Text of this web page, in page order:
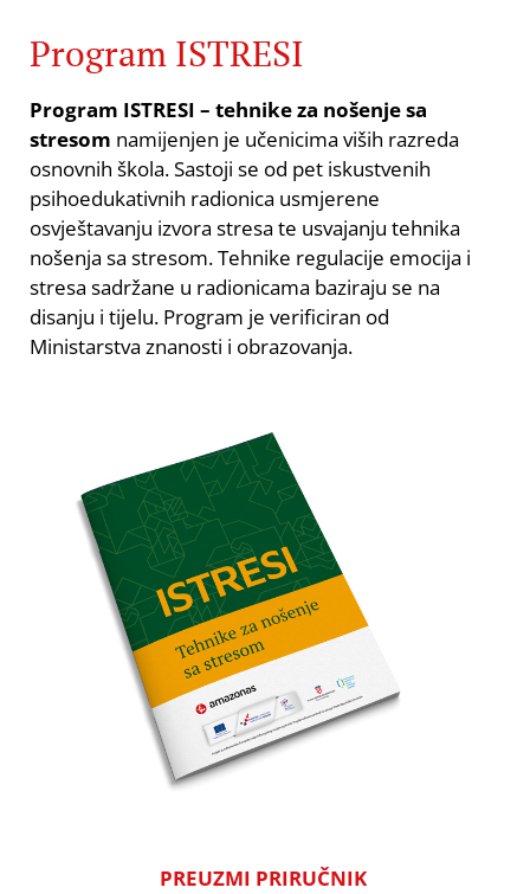
Program ISTRESI
Program ISTRESI – tehnike za nošenje sa
stresom namijenjen je učenicima viših razreda
osnovnih škola. Sastoji se od pet iskustvenih
psihoedukativnih radionica usmjerene
osvještavanju izvora stresa te usvajanju tehnika
nošenja sa stresom. Tehnike regulacije emocija i
stresa sadržane u radionicama baziraju se na
disanju i tijelu. Program je verificiran od
Ministarstva znanosti i obrazovanja.
PREUZMI PRIRUČNIK